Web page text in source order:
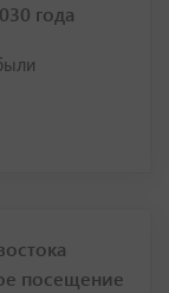
года
посещение